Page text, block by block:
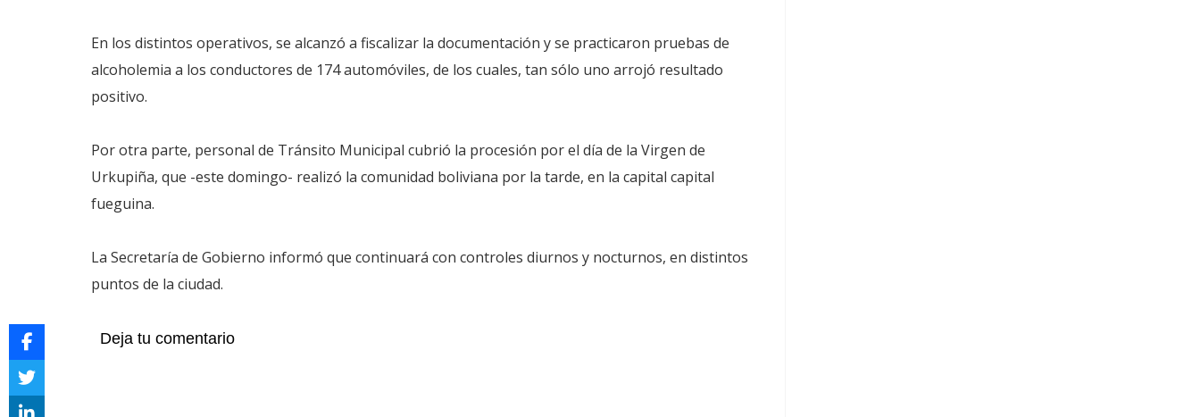
En los distintos operativos, se alcanzó a fiscalizar la documentación y se practicaron pruebas de
alcoholemia a los conductores de 174 automóviles, de los cuales, tan sólo uno arrojó resultado
positivo.
Por otra parte, personal de Tránsito Municipal cubrió la procesión por el día de la Virgen de
Urkupiña, que -este domingo- realizó la comunidad boliviana por la tarde, en la capital capital
fueguina.
La Secretaría de Gobierno informó que continuará con controles diurnos y nocturnos, en distintos
puntos de la ciudad.
Deja tu comentario